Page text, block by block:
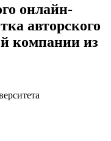
онлайн-
авторского
компании из